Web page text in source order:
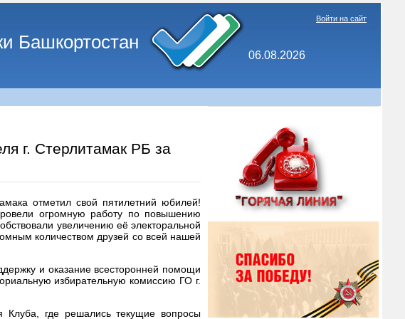
Башкортостан
06.08.2026
Войти на сайт
г. Стерлитамак РБ за
отметил свой пятилетний юбилей!
огромную работу по повышению
увеличению её электоральной
количеством друзей со всей нашей
и оказание всесторонней помощи
избирательную комиссию ГО г.
Клуба, где решались текущие вопросы